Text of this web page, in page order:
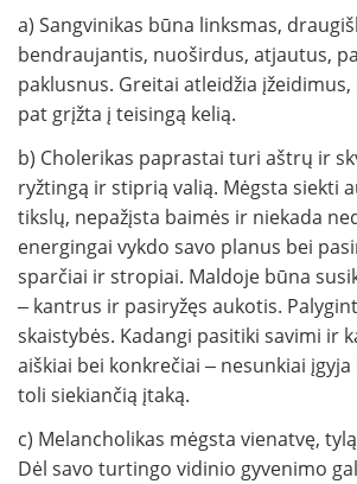
a) Sangvinikas būna linksmas,
bendraujantis, nuoširdus, atjautus,
paklusnus. Greitai atleidžia
pat grįžta į teisingą kelią.
b) Cholerikas paprastai turi aštrų ir
ryžtingą ir stiprią valią. Mėgsta siekti
tikslų, nepažįsta baimės ir niekada
energingai vykdo savo planus bei
sparčiai ir stropiai. Maldoje būna
‒ kantrus ir pasiryžęs aukotis.
skaistybės. Kadangi pasitiki savimi ir
aiškiai bei konkrečiai ‒ nesunkiai
toli siekiančią įtaką.
c) Melancholikas mėgsta vienatvę,
Dėl savo turtingo vidinio gyvenimo